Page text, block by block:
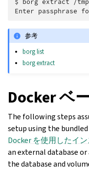
$ borg extract
Enter passphrase
参考
borg list
borg extract
Docker ベ
The following steps
setup using the bundled
Docker を使用したイ
an external database
the database and